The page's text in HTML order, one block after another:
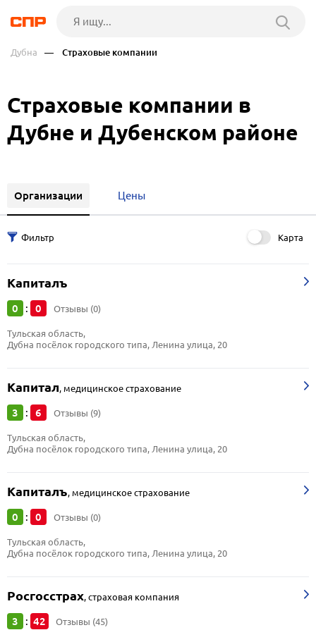
Дубна — Страховые компании
Страховые компании в
Дубне и Дубенском районе
Организации Цены
Карта
Капиталъ
0 : 0 Отзывы (0)
Тульская область,
Дубна посёлок городского типа, Ленина улица, 20
Капитал, медицинское страхование
3 : 6 Отзывы (9)
Тульская область,
Дубна посёлок городского типа, Ленина улица, 20
Капиталъ, медицинское страхование
0 : 0 Отзывы (0)
Тульская область,
Дубна посёлок городского типа, Ленина улица, 20
Росгосстрах,страховая компания
3 : 42 Отзывы (45)